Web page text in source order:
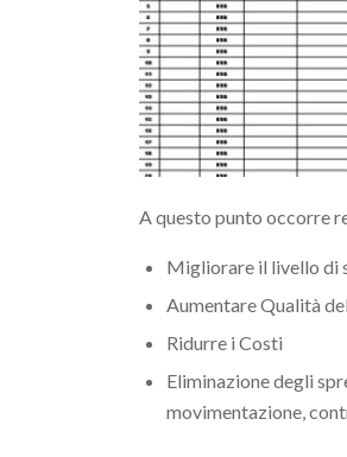
A questo punto occorre
Migliorare il livello di
Aumentare Qualità
Ridurre i Costi
Eliminazione degli
movimentazione,